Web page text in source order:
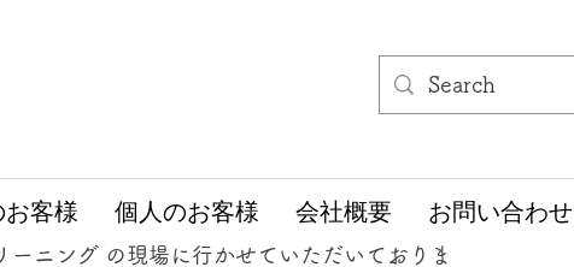
客様 個人のお客様 会社概要 お問い合わせ
ニング の現場に行かせていただいておりま